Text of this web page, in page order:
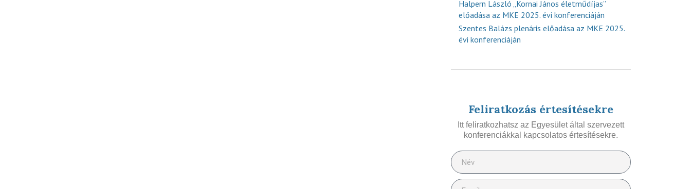
Halpern László „Kornai János életműdíjas”
előadása az MKE 2025. évi konferenciáján
Szentes Balázs plenáris előadása az MKE 2025.
évi konferenciáján
Feliratkozás értesítésekre
Itt feliratkozhatsz az Egyesület által szervezett
konferenciákkal kapcsolatos értesítésekre.